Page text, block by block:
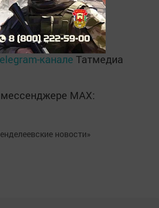
канале Татмедиа
мессенджере MАХ:
новости»